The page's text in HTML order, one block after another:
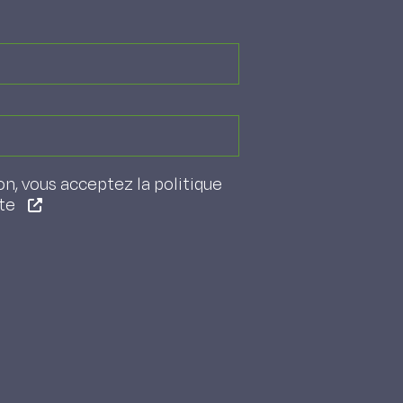
vous acceptez la politique